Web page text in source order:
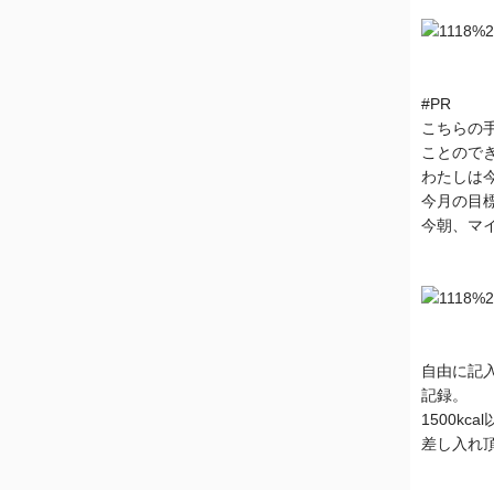
#PR
こちらの
ことので
わたしは
今月の目
今朝、マ
自由に記
記録。
1500kcal
差し入れ